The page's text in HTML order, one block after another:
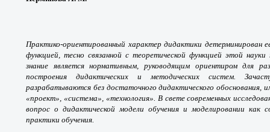
Практико-ориентированный характер дидактики детерминирован
функцией, тесно связанной с теоретической функцией этой
знание является нормативным, руководящим ориентиром для
построения дидактических и методических систем.
разрабатываются без достаточного дидактического обоснования,
«проект», «система», «технология». В свете современных
вопрос о дидактической модели обучения и моделировании как
практики обучения.